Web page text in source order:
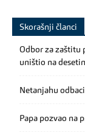
Skorašnji članci
Odbor za zaštitu
uništio na
Netanjahu
Papa pozvao na